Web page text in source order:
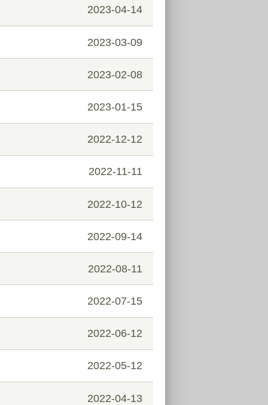
2023-04-14
2023-03-09
2023-02-08
2023-01-15
2022-12-12
2022-11-11
2022-10-12
2022-09-14
2022-08-11
2022-07-15
2022-06-12
2022-05-12
2022-04-13